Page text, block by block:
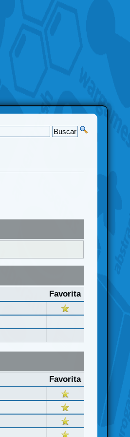
Favorita
Favorita